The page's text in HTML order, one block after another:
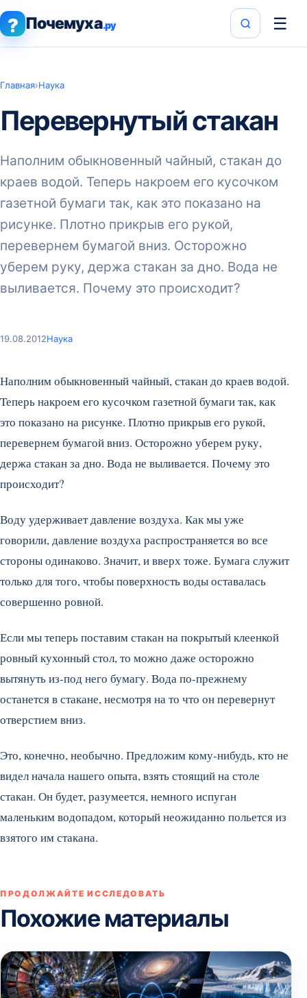
? Почемуха.ру ☰
Главная›Наука
Перевернутый стакан
Наполним обыкновенный чайный, стакан до
краев водой. Теперь накроем его кусочком
газетной бумаги так, как это показано на
рисунке. Плотно прикрыв его рукой,
перевернем бумагой вниз. Осторожно
уберем руку, держа стакан за дно. Вода не
выливается. Почему это происходит?
19.08.2012Наука
Наполним обыкновенный чайный, стакан до краев водой.
Теперь накроем его кусочком газетной бумаги так, как
это показано на рисунке. Плотно прикрыв его рукой,
перевернем бумагой вниз. Осторожно уберем руку,
держа стакан за дно. Вода не выливается. Почему это
происходит?
Воду удерживает давление воздуха. Как мы уже
говорили, давление воздуха распространяется во все
стороны одинаково. Значит, и вверх тоже. Бумага служит
только для того, чтобы поверхность воды оставалась
совершенно ровной.
Если мы теперь поставим стакан на покрытый клеенкой
ровный кухонный стол, то можно даже осторожно
вытянуть из-под него бумагу. Вода по-прежнему
останется в стакане, несмотря на то что он перевернут
отверстием вниз.
Это, конечно, необычно. Предложим кому-нибудь, кто не
видел начала нашего опыта, взять стоящий на столе
стакан. Он будет, разумеется, немного испуган
маленьким водопадом, который неожиданно польется из
взятого им стакана.
ПРОДОЛЖАЙТЕ ИССЛЕДОВАТЬ
Похожие материалы